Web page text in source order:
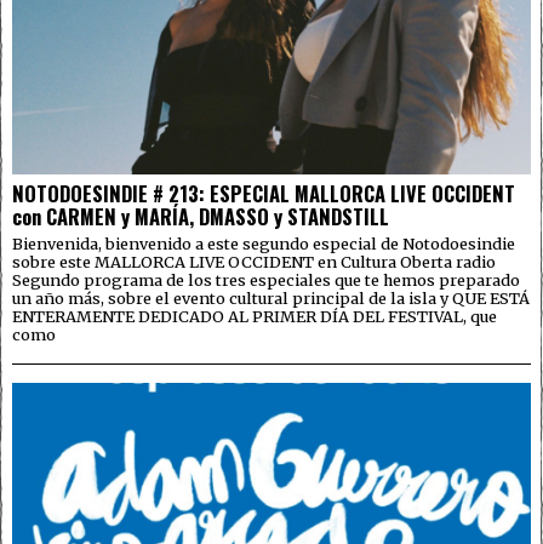
NOTODOESINDIE # 213: ESPECIAL MALLORCA LIVE OCCIDENT
con CARMEN y MARÍA, DMASSO y STANDSTILL
Bienvenida, bienvenido a este segundo especial de Notodoesindie
sobre este MALLORCA LIVE OCCIDENT en Cultura Oberta radio
Segundo programa de los tres especiales que te hemos preparado
un año más, sobre el evento cultural principal de la isla y QUE ESTÁ
ENTERAMENTE DEDICADO AL PRIMER DÍA DEL FESTIVAL, que
como